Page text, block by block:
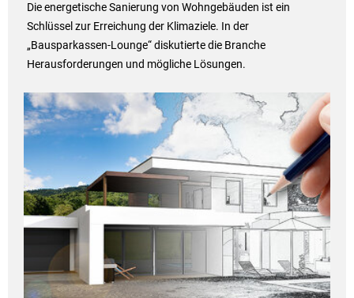
Die energetische Sanierung von Wohngebäuden ist ein
Schlüssel zur Erreichung der Klimaziele. In der
„Bausparkassen-Lounge“ diskutierte die Branche
Herausforderungen und mögliche Lösungen.